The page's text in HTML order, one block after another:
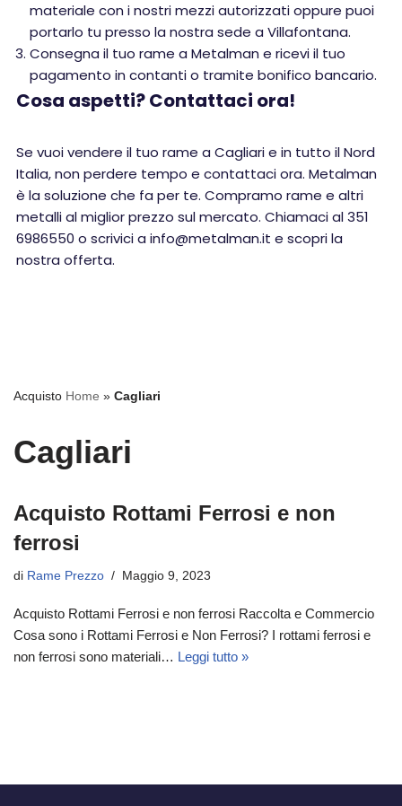
materiale con i nostri mezzi autorizzati oppure puoi
portarlo tu presso la nostra sede a Villafontana.
Consegna il tuo rame a Metalman e ricevi il tuo
pagamento in contanti o tramite bonifico bancario.
Cosa aspetti? Contattaci ora!
Se vuoi vendere il tuo rame a Cagliari e in tutto il Nord
Italia, non perdere tempo e contattaci ora. Metalman
è la soluzione che fa per te. Compramo rame e altri
metalli al miglior prezzo sul mercato. Chiamaci al 351
6986550 o scrivici a info@metalman.it e scopri la
nostra offerta.
Acquisto Home » Cagliari
Cagliari
Acquisto Rottami Ferrosi e non
ferrosi
di Rame Prezzo Maggio 9, 2023
Acquisto Rottami Ferrosi e non ferrosi Raccolta e Commercio
Cosa sono i Rottami Ferrosi e Non Ferrosi? I rottami ferrosi e
non ferrosi sono materiali… Leggi tutto »